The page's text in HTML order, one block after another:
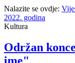
Nalazite se ovdje:
2022. godina
Kultura
Održan